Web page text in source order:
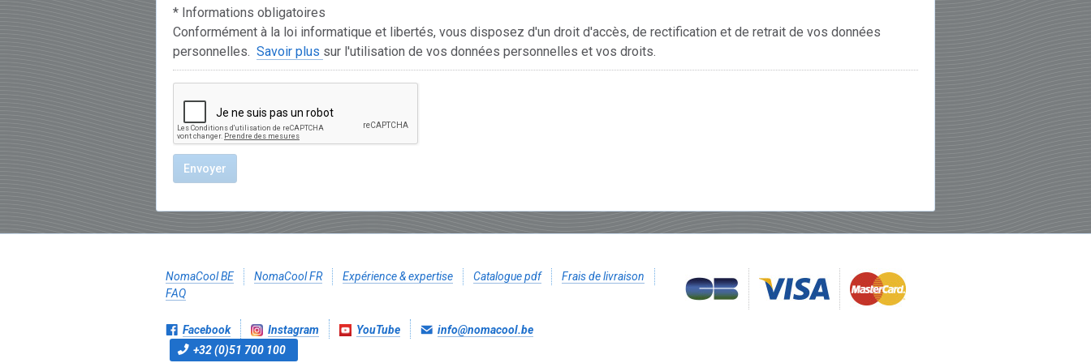
* Informations obligatoires
Conformément à la loi informatique et libertés, vous disposez d'un droit d'accès, de rectification et de retrait de vos données
personnelles. Savoir plus sur l'utilisation de vos données personnelles et vos droits.
NomaCool BE NomaCool FR Expérience & expertise Catalogue pdf
Frais de livraison
FAQ
Facebook Instagram YouTube
info@nomacool.be
+32 (0)51 700 100